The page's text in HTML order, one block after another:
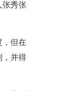
张秀张
，但在
，并得